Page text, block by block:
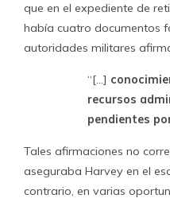
que en el expediente de
había cuatro documentos
autoridades militares
“[…]
recursos
pendientes
Tales afirmaciones no
aseguraba Harvey en el
contrario, en varias